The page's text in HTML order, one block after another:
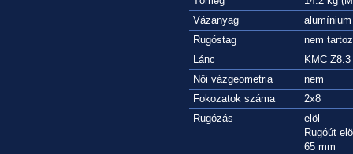
Vázanyag
Rugóstag
nem
Lánc
KMC Z8.3
Női vázgeometria
nem
Fokozatok száma
2x8
Rugózás
elöl
Rugóút
65 mm